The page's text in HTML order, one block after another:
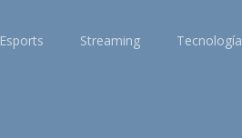
Esports Streaming Tecnología